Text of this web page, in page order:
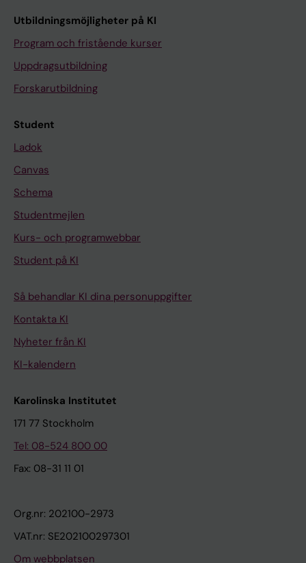
Utbildningsmöjligheter på KI
Program och fristående kurser
Uppdragsutbildning
Forskarutbildning
Student
Ladok
Canvas
Schema
Studentmejlen
Kurs- och programwebbar
Student på KI
Så behandlar KI dina personuppgifter
Kontakta KI
Nyheter från KI
KI-kalendern
Karolinska Institutet
171 77 Stockholm
Tel: 08-524 800 00
Fax: 08-31 11 01
Org.nr: 202100-2973
VAT.nr: SE202100297301
Om webbplatsen